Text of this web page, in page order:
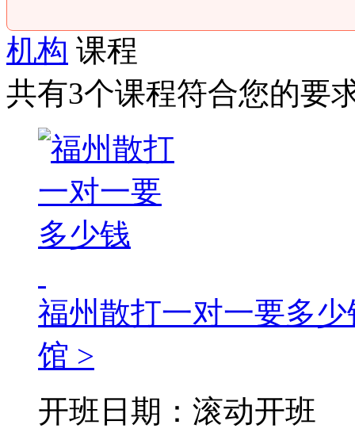
机构 课程
共有3个课程符合您的要
福州散打一对一要多少
馆 >
开班日期：滚动开班